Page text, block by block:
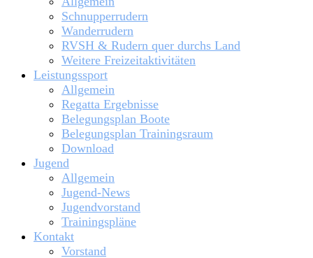
Schnupperrudern
Wanderrudern
RVSH & Rudern quer durchs Land
Weitere Freizeitaktivitäten
Leistungssport
Allgemein
Regatta Ergebnisse
Belegungsplan Boote
Belegungsplan Trainingsraum
Download
Jugend
Allgemein
Jugend-News
Jugendvorstand
Trainingspläne
Kontakt
Vorstand